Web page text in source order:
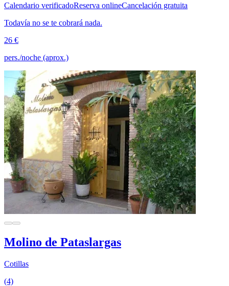
Calendario verificadoReserva onlineCancelación gratuita
Todavía no se te cobrará nada.
26 €
pers./noche (aprox.)
Molino de Pataslargas
Cotillas
(4)